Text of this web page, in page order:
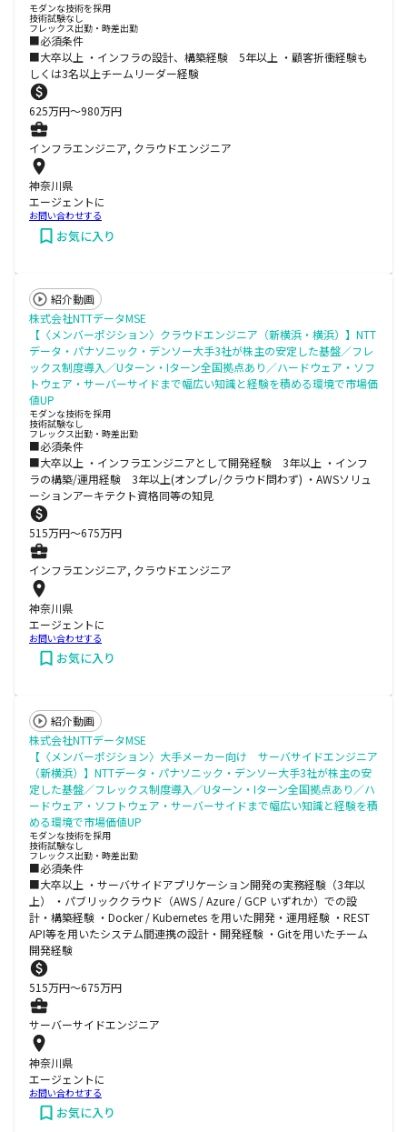
モダンな技術を採用
技術試験なし
フレックス出勤・時差出勤
■必須条件
■大卒以上 ・インフラの設計、構築経験 5年以上 ・顧客折衝経験も
しくは3名以上チームリーダー経験
625万円〜980万円
インフラエンジニア, クラウドエンジニア
神奈川県
エージェントに
お問い合わせする
お気に入り
紹介動画
株式会社NTTデータMSE
【〈メンバーポジション〉クラウドエンジニア（新横浜・横浜）】NTT
データ・パナソニック・デンソー大手3社が株主の安定した基盤／フレ
ックス制度導入／Uターン・Iターン全国拠点あり／ハードウェア・ソフ
トウェア・サーバーサイドまで幅広い知識と経験を積める環境で市場価
値UP
モダンな技術を採用
技術試験なし
フレックス出勤・時差出勤
■必須条件
■大卒以上 ・インフラエンジニアとして開発経験 3年以上 ・インフ
ラの構築/運用経験 3年以上(オンプレ/クラウド問わず) ・AWSソリュ
ーションアーキテクト資格同等の知見
515万円〜675万円
インフラエンジニア, クラウドエンジニア
神奈川県
エージェントに
お問い合わせする
お気に入り
紹介動画
株式会社NTTデータMSE
【〈メンバーポジション〉大手メーカー向け サーバサイドエンジニア
（新横浜）】NTTデータ・パナソニック・デンソー大手3社が株主の安
定した基盤／フレックス制度導入／Uターン・Iターン全国拠点あり／ハ
ードウェア・ソフトウェア・サーバーサイドまで幅広い知識と経験を積
める環境で市場価値UP
モダンな技術を採用
技術試験なし
フレックス出勤・時差出勤
■必須条件
■大卒以上 ・サーバサイドアプリケーション開発の実務経験（3年以
上） ・パブリッククラウド（AWS / Azure / GCP いずれか）での設
計・構築経験 ・Docker / Kubernetes を用いた開発・運用経験 ・REST
API等を用いたシステム間連携の設計・開発経験 ・Gitを用いたチーム
開発経験
515万円〜675万円
サーバーサイドエンジニア
神奈川県
エージェントに
お問い合わせする
お気に入り